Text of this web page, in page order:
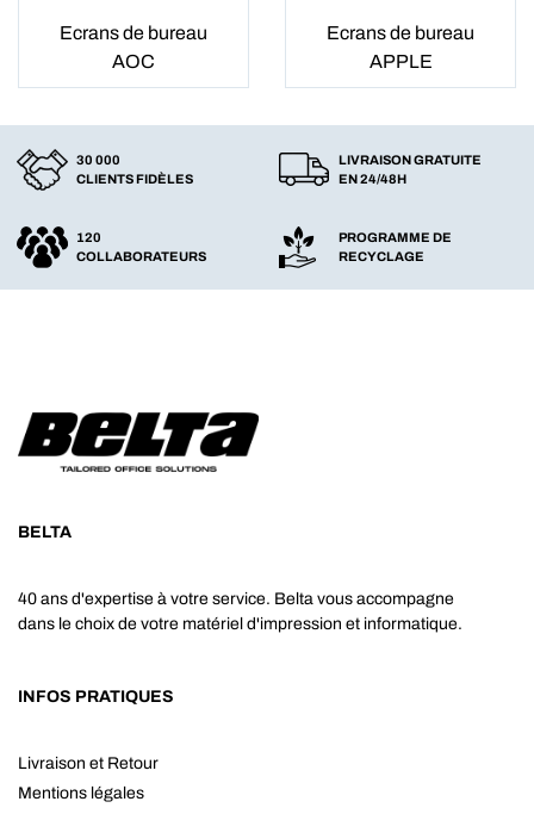
Ecrans de bureau
AOC
Ecrans de bureau
APPLE
30 000
CLIENTS FIDÈLES
LIVRAISON GRATUITE
EN 24/48H
120
COLLABORATEURS
PROGRAMME DE
RECYCLAGE
BELTA
40 ans d'expertise à votre service. Belta vous accompagne
dans le choix de votre matériel d'impression et informatique.
INFOS PRATIQUES
Livraison et Retour
Mentions légales